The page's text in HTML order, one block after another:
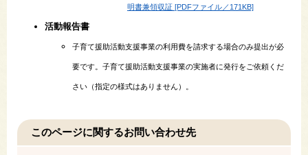
明書兼領収証 [PDFファイル／171KB]
活動報告書
子育て援助活動支援事業の利用費を請求する場合のみ提出が必
要です。子育て援助活動支援事業​の実施者に発行をご依頼くだ
さい（指定の様式はありません）。
このページに関するお問い合わせ先